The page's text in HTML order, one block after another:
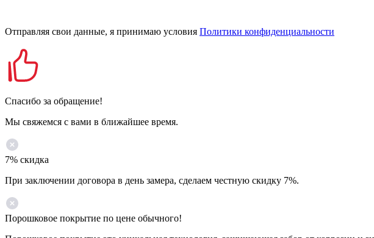
Отправляя свои данные, я принимаю условия Политики конфиденциальности
Спасибо за обращение!
Мы свяжемся с вами в ближайшее время.
7% скидка
При заключении договора в день замера, сделаем честную скидку 7%.
Порошковое покрытие по цене обычного!